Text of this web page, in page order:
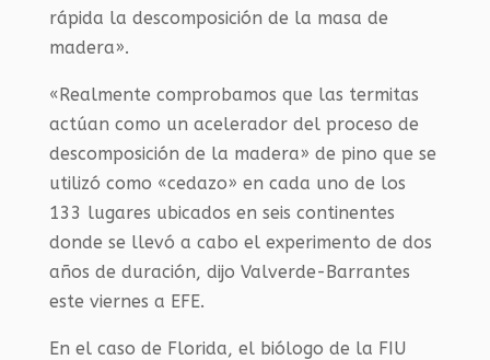
rápida la descomposición de la masa de
madera».
«Realmente comprobamos que las termitas
actúan como un acelerador del proceso de
descomposición de la madera» de pino que se
utilizó como «cedazo» en cada uno de los
133 lugares ubicados en seis continentes
donde se llevó a cabo el experimento de dos
años de duración, dijo Valverde-Barrantes
este viernes a EFE.
En el caso de Florida, el biólogo de la FIU